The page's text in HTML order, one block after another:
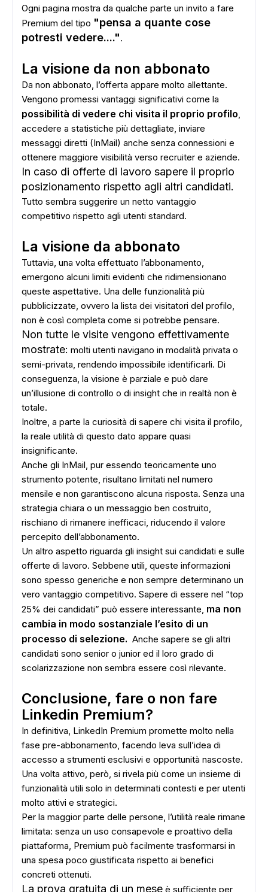
ADS
Ogni pagina mostra da qualche parte un invito a fare
Premium del tipo "pensa a quante cose
potresti vedere....".
La visione da non abbonato
Da non abbonato, l’offerta appare molto allettante.
Vengono promessi vantaggi significativi come la
possibilità di vedere chi visita il proprio profilo,
accedere a statistiche più dettagliate, inviare
messaggi diretti (InMail) anche senza connessioni e
ottenere maggiore visibilità verso recruiter e aziende.
In caso di offerte di lavoro sapere il proprio
posizionamento rispetto agli altri candidati.
Tutto sembra suggerire un netto vantaggio
competitivo rispetto agli utenti standard.
La visione da abbonato
Tuttavia, una volta effettuato l’abbonamento,
emergono alcuni limiti evidenti che ridimensionano
queste aspettative. Una delle funzionalità più
pubblicizzate, ovvero la lista dei visitatori del profilo,
non è così completa come si potrebbe pensare.
Non tutte le visite vengono effettivamente
mostrate: molti utenti navigano in modalità privata o
semi-privata, rendendo impossibile identificarli. Di
conseguenza, la visione è parziale e può dare
un’illusione di controllo o di insight che in realtà non è
totale.
Inoltre, a parte la curiosità di sapere chi visita il profilo,
la reale utilità di questo dato appare quasi
insignificante.
Anche gli InMail, pur essendo teoricamente uno
strumento potente, risultano limitati nel numero
mensile e non garantiscono alcuna risposta. Senza una
strategia chiara o un messaggio ben costruito,
rischiano di rimanere inefficaci, riducendo il valore
percepito dell’abbonamento.
Un altro aspetto riguarda gli insight sui candidati e sulle
offerte di lavoro. Sebbene utili, queste informazioni
sono spesso generiche e non sempre determinano un
vero vantaggio competitivo. Sapere di essere nel “top
25% dei candidati” può essere interessante, ma non
cambia in modo sostanziale l’esito di un
processo di selezione. Anche sapere se gli altri
candidati sono senior o junior ed il loro grado di
scolarizzazione non sembra essere così rilevante.
Conclusione, fare o non fare
Linkedin Premium?
In definitiva, LinkedIn Premium promette molto nella
fase pre-abbonamento, facendo leva sull’idea di
accesso a strumenti esclusivi e opportunità nascoste.
Una volta attivo, però, si rivela più come un insieme di
funzionalità utili solo in determinati contesti e per utenti
molto attivi e strategici.
Per la maggior parte delle persone, l’utilità reale rimane
limitata: senza un uso consapevole e proattivo della
piattaforma, Premium può facilmente trasformarsi in
una spesa poco giustificata rispetto ai benefici
concreti ottenuti.
La prova gratuita di un mese è sufficiente per